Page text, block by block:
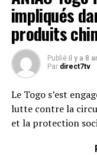
impliqués
produits
Publié il y a 8
Par direct7tv
Le Togo s’est
lutte contre la
et la protection